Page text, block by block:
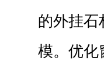
的外挂石
模。优化